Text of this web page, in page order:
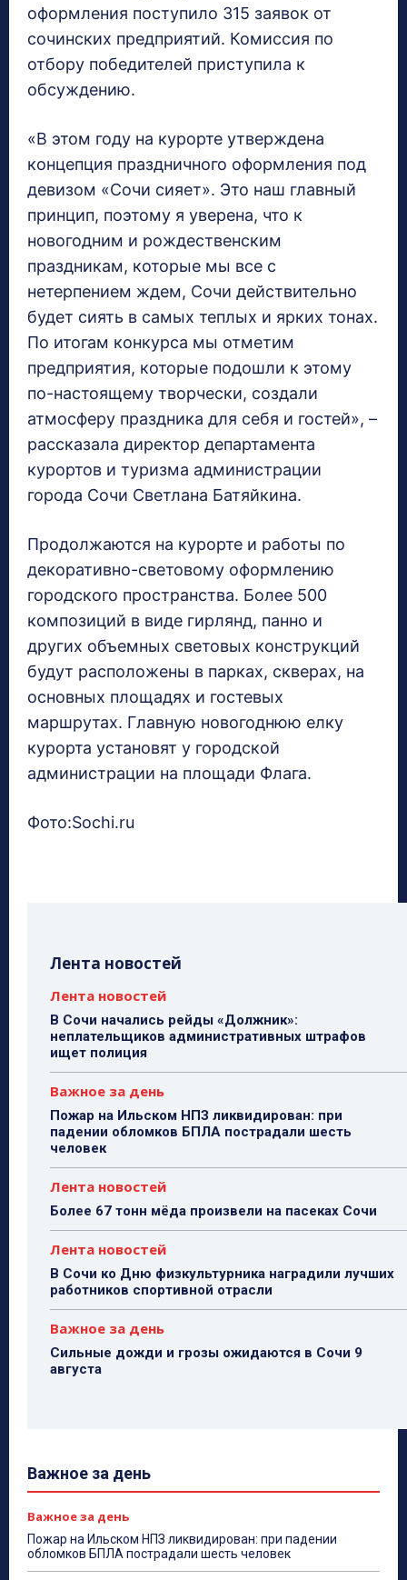
оформления поступило 315 заявок от
сочинских предприятий. Комиссия по
отбору победителей приступила к
обсуждению.
«В этом году на курорте утверждена
концепция праздничного оформления под
девизом «Сочи сияет». Это наш главный
принцип, поэтому я уверена, что к
новогодним и рождественским
праздникам, которые мы все с
нетерпением ждем, Сочи действительно
будет сиять в самых теплых и ярких тонах.
По итогам конкурса мы отметим
предприятия, которые подошли к этому
по-настоящему творчески, создали
атмосферу праздника для себя и гостей», –
рассказала директор департамента
курортов и туризма администрации
города Сочи Светлана Батяйкина.
Продолжаются на курорте и работы по
декоративно-световому оформлению
городского пространства. Более 500
композиций в виде гирлянд, панно и
других объемных световых конструкций
будут расположены в парках, скверах, на
основных площадях и гостевых
маршрутах. Главную новогоднюю елку
курорта установят у городской
администрации на площади Флага.
Фото:Sochi.ru
Лента новостей
Лента новостей
В Сочи начались рейды «Должник»:
неплательщиков административных штрафов
ищет полиция
Важное за день
Пожар на Ильском НПЗ ликвидирован: при
падении обломков БПЛА пострадали шесть
человек
Лента новостей
Более 67 тонн мёда произвели на пасеках Сочи
Лента новостей
В Сочи ко Дню физкультурника наградили лучших
работников спортивной отрасли
Важное за день
Сильные дожди и грозы ожидаются в Сочи 9
августа
Важное за день
Важное за день
Пожар на Ильском НПЗ ликвидирован: при падении
обломков БПЛА пострадали шесть человек